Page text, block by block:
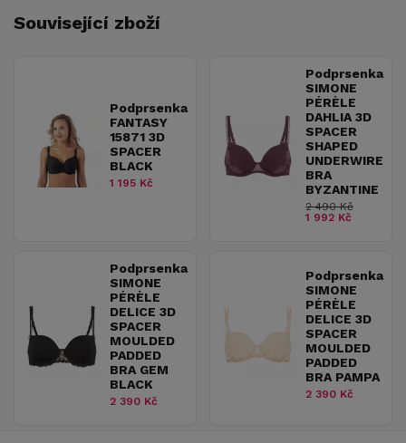
Související zboží
Podprsenka
FANTASY
15871 3D
SPACER
BLACK
1 195 Kč
Podprsenka
SIMONE
PÉRÈLE
DAHLIA 3D
SPACER
SHAPED
UNDERWIRE
BRA
BYZANTINE
2 490 Kč
1 992 Kč
Podprsenka
SIMONE
PÉRÈLE
DELICE 3D
SPACER
MOULDED
PADDED
BRA GEM
BLACK
2 390 Kč
Podprsenka
SIMONE
PÉRÈLE
DELICE 3D
SPACER
MOULDED
PADDED
BRA PAMPA
2 390 Kč